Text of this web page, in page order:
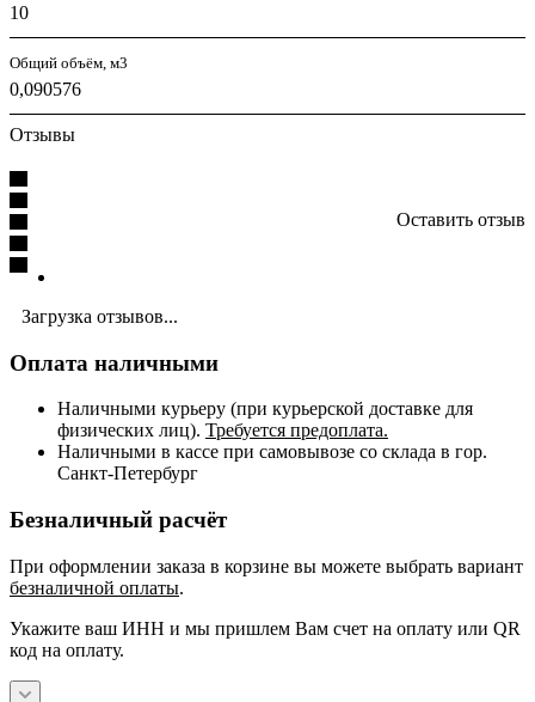
10
Общий объём, м3
0,090576
Отзывы
Оставить отзыв
Загрузка отзывов...
Оплата наличными
Наличными курьеру (при курьерской доставке для
физических лиц). Требуется предоплата.
Наличными в кассе при самовывозе со склада в гор.
Санкт-Петербург
Безналичный расчёт
При оформлении заказа в корзине вы можете выбрать вариант
безналичной оплаты.
Укажите ваш ИНН и мы пришлем Вам счет на оплату или QR
код на оплату.